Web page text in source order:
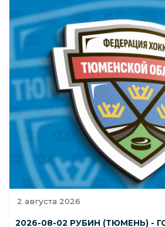
2 августа 2026
2026-08-02 РУБИН (ТЮМЕНЬ) -